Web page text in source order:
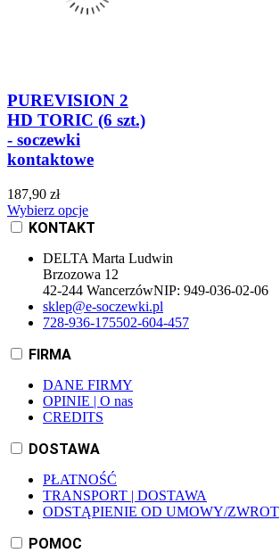
PUREVISION 2
HD TORIC (6 szt.)
- soczewki
kontaktowe
187,90 zł
Wybierz opcje
KONTAKT
DELTA Marta Ludwin
Brzozowa 12
42-244 WancerzówNIP: 949-036-02-06
sklep@e-soczewki.pl
728-936-175502-604-457
FIRMA
DANE FIRMY
OPINIE | O nas
CREDITS
DOSTAWA
PŁATNOŚĆ
TRANSPORT | DOSTAWA
ODSTĄPIENIE OD UMOWY/ZWROT
POMOC